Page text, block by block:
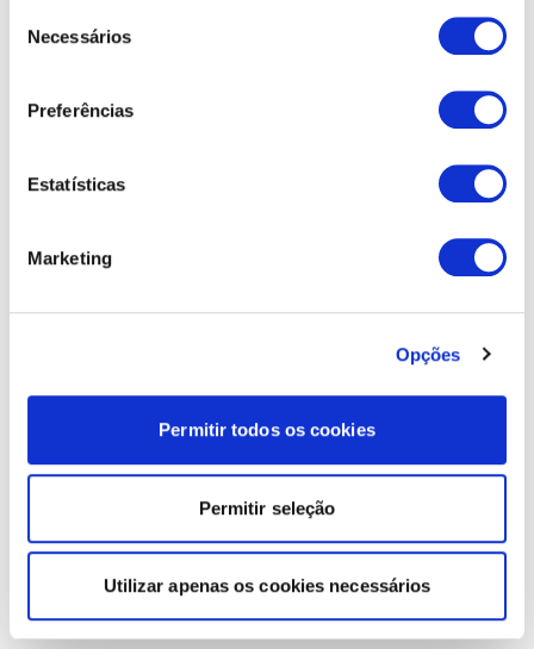
Necessários
Preferências
Estatísticas
Marketing
Opções
Permitir todos os cookies
Permitir seleção
Utilizar apenas os cookies necessários